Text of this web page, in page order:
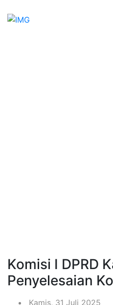
Komisi I DPRD
Penyelesaian
Kamis, 31 Juli 2025